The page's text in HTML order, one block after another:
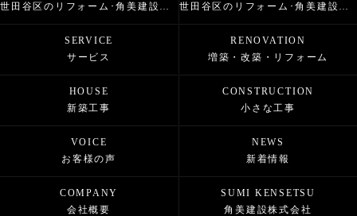
世田谷区のリフォーム･角美建設株式会社の評判
世田谷区のリフォーム･角美建設株式会社のお客様の声
SERVICE
サービス
RENOVATION
増築・改築・リフォーム
HOUSE
新築工事
CONSTRUCTION
小さな工事
VOICE
お客様の声
NEWS
新着情報
COMPANY
会社概要
SUMI KENSETSU
角美建設株式会社